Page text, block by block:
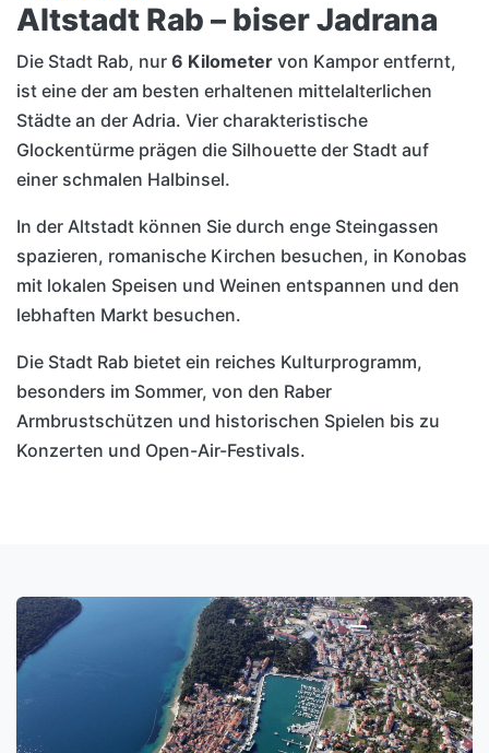
Altstadt Rab – biser Jadrana
Die Stadt Rab, nur 6 Kilometer von Kampor entfernt,
ist eine der am besten erhaltenen mittelalterlichen
Städte an der Adria. Vier charakteristische
Glockentürme prägen die Silhouette der Stadt auf
einer schmalen Halbinsel.
In der Altstadt können Sie durch enge Steingassen
spazieren, romanische Kirchen besuchen, in Konobas
mit lokalen Speisen und Weinen entspannen und den
lebhaften Markt besuchen.
Die Stadt Rab bietet ein reiches Kulturprogramm,
besonders im Sommer, von den Raber
Armbrustschützen und historischen Spielen bis zu
Konzerten und Open-Air-Festivals.